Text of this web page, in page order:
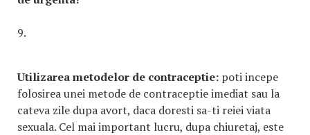
9.
Utilizarea metodelor de contraceptie: poti incepe
folosirea unei metode de contraceptie imediat sau la
cateva zile dupa avort, daca doresti sa-ti reiei viata
sexuala. Cel mai important lucru, dupa chiuretaj, este